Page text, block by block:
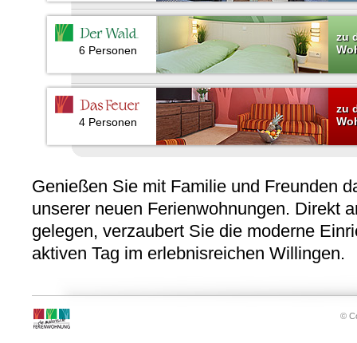
6 Personen
zu
4 Personen
zu
Genießen Sie mit Familie und Freunden
unserer neuen Ferienwohnungen. Direkt
gelegen, verzaubert Sie die moderne
aktiven Tag im erlebnisreichen Willingen.
©